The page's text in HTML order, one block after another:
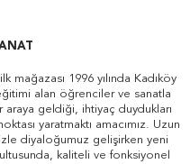
mağazası 1996 yılında Kadıköy
alan öğrenciler ve sanatla
geldiği, ihtiyaç duydukları
yaratmaktı amacımız. Uzun
diyaloğumuz gelişirken yeni
kaliteli ve fonksiyonel